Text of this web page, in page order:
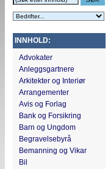
INNHOLD:
Advokater
Anleggsgartnere
Arkitekter og Interiør
Arrangementer
Avis og Forlag
Bank og Forsikring
Barn og Ungdom
Begravelsebyrå
Bemanning og Vikar
Bil